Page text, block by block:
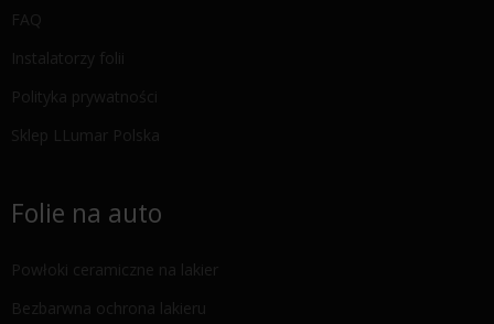
FAQ
Instalatorzy folii
Polityka prywatności
Sklep LLumar Polska
Folie na auto
Powłoki ceramiczne na lakier
Bezbarwna ochrona lakieru